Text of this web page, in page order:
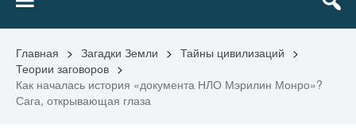
Главная > Загадки Земли > Тайны цивилизаций >
Теории заговоров >
Как началась история «документа НЛО Мэрилин Монро»?
Сага, открывающая глаза